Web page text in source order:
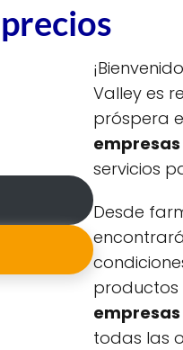
Valley es
próspera
servicios
Desde
productos
todas las